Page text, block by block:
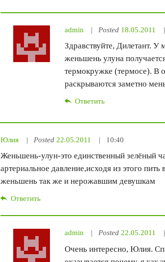
admin Posted 18.05.2011
Здравствуйте, Дилетант. У
женьшень улуна
термокружке (термосе). В
раскрываются заметно
Ответить
Юлия Posted 22.05.2011 10:40
Женьшень-улун-это единственный зелёный
артериальное давление,исходя из этого пить
женьшень так же и нерожавшим девушкам
Ответить
admin Posted 22.05.2011
Очень интересно, Юлия.